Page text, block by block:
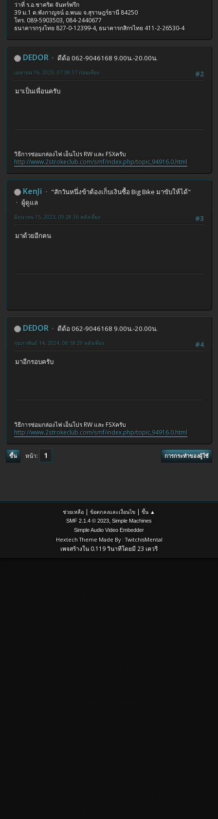
ว่าที่ ร.อ.ชาคริต จันทร์พรึก
39 ม.1 ต.พังกาญจน์ อ.พนม จ.สุราษฎร์ธานี 84250
โทร. 089-5903503, 084-2440677
ธนาคารกรุงไทย 827-0-12399-4, ธนาคารกสิกรไทย 411-2-26530-4
DEDOR
ดีด้อ 062-9046168 9.00น.-20.00น.
#2
เมษายน 16, 2023, 07:38:37 ก่อนเที่ยง
มาเป็นเพื่อนครับ
วิธีการซ่อมกล่องไฟ เอ็นโปร RW และ FSXครับ
http://www.2strokeclub.com/smf/index.php/topic,94916.0.html
KenJi
"สักวันหนึ่งข้าต้องเก็บเงินซื้อ Big Bike มาขับให้ได้"
ผู้ดูแล
#3
มิถุนายน 15, 2023, 09:28:36 หลังเที่ยง
มาด้วยอีกคน
DEDOR
ดีด้อ 062-9046168 9.00น.-20.00น.
#4
กุมภาพันธ์ 14, 2024, 08:18:29 หลังเที่ยง
มาอีกรอบครับ
วิธีการซ่อมกล่องไฟ เอ็นโปร RW และ FSXครับ
http://www.2strokeclub.com/smf/index.php/topic,94916.0.html
ขึ้น หน้า 1 การกระทำของผู้ใช้
ช่วยเหลือ | ข้อตกลงและเงื่อนไข | ขึ้น ▲
SMF 2.1.4 © 2023 Simple Machines
Simple Audio Video Embedder
Hextech Theme Made By : TwitchisMental
เพจสร้างใน 0.119 วินาทีโดยมี 23 เควรี